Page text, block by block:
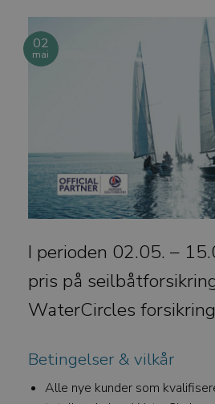
02
mai
I perioden 02.05. –
pris på
WaterCircles
Betingelser & vilkår
Alle nye kunder som